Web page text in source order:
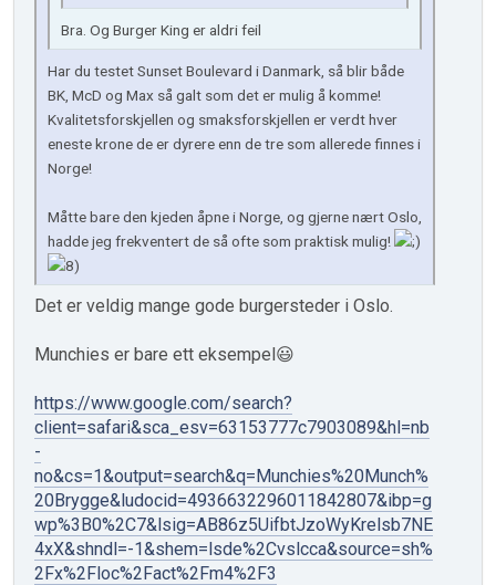
Bra. Og Burger King er aldri feil
Har du testet Sunset Boulevard i Danmark, så blir både
BK, McD og Max så galt som det er mulig å komme!
Kvalitetsforskjellen og smaksforskjellen er verdt hver
eneste krone de er dyrere enn de tre som allerede finnes i
Norge!
Måtte bare den kjeden åpne i Norge, og gjerne nært Oslo,
hadde jeg frekventert de så ofte som praktisk mulig!
Det er veldig mange gode burgersteder i Oslo.
Munchies er bare ett eksempel😃
https://www.google.com/search?
client=safari&sca_esv=63153777c7903089&hl=nb
-
no&cs=1&output=search&q=Munchies%20Munch%
20Brygge&ludocid=4936632296011842807&ibp=g
wp%3B0%2C7&lsig=AB86z5UifbtJzoWyKrelsb7NE
4xX&shndl=-1&shem=lsde%2Cvslcca&source=sh%
2Fx%2Floc%2Fact%2Fm4%2F3